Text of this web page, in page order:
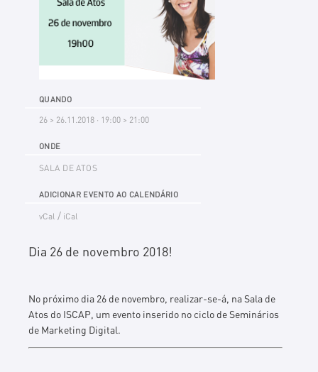
QUANDO
26 > 26.11.2018 · 19:00 > 21:00
ONDE
SALA DE ATOS
ADICIONAR EVENTO AO CALENDÁRIO
vCal / iCal
Dia 26 de novembro 2018!
No próximo dia 26 de novembro, realizar-se-á, na Sala de
Atos do ISCAP, um evento inserido no ciclo de Seminários
de Marketing Digital.